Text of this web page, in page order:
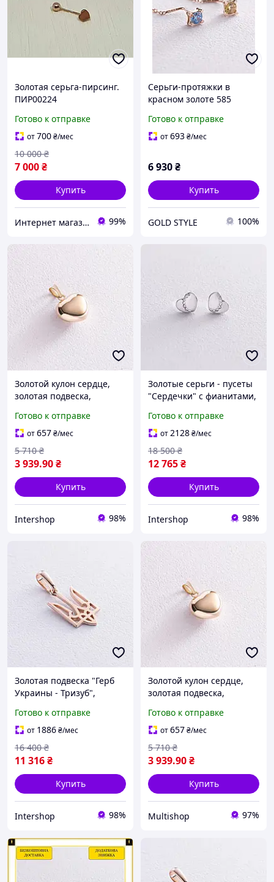
Золотая серьга-пирсинг.
ПИР00224
Готово к отправке
от700₴/мес
7 000₴
10 000 ₴
Купить
Интернет магазин МИР ЮВЕЛИРНЫХ УКРАШЕНИЙ 99%
Серьги-протяжки в
красном золоте 585
фианит
Готово к отправке
от693₴/мес
6 930₴
Купить
GOLD STYLE 100%
Золотой кулон сердце,
золотая подвеска,
сердечко, золотой кулон
INTERSHOP
Готово к отправке
от657₴/мес
3 939.90₴
5 710 ₴
Купить
Intershop 98%
Золотые серьги - пусеты
"Сердечки" с фианитами,
сердец, золотые сережки
INTERSHOP
Готово к отправке
от2128₴/мес
12 765₴
18 500 ₴
Купить
Intershop 98%
Золотая подвеска "Герб
Украины - Тризуб",
золотой кулон герб
Украины
Готово к отправке
от 1886₴/мес
11 316₴
16 400 ₴
Купить
Intershop 98%
Золотой кулон сердце,
золотая подвеска,
сердечко, золотой кулон
MULTISHOP
Готово к отправке
от657₴/мес
3 939.90₴
5 710 ₴
Купить
Multishop 97%